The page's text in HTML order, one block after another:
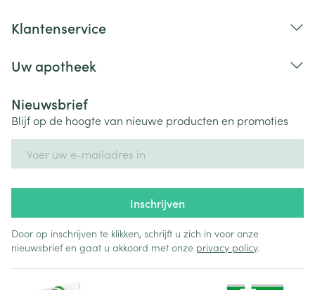
verergering van hartfalen
lage bloeddruk (bv. zich slapjes voelen wanneer u
snel rechtop gaat staan)
Klantenservice
Uw apotheek
Nieuwsbrief
Blijf op de hoogte van nieuwe producten en promoties
Inschrijven
Door op inschrijven te klikken, schrijft u zich in voor onze
nieuwsbrief en gaat u akkoord met onze privacy policy.